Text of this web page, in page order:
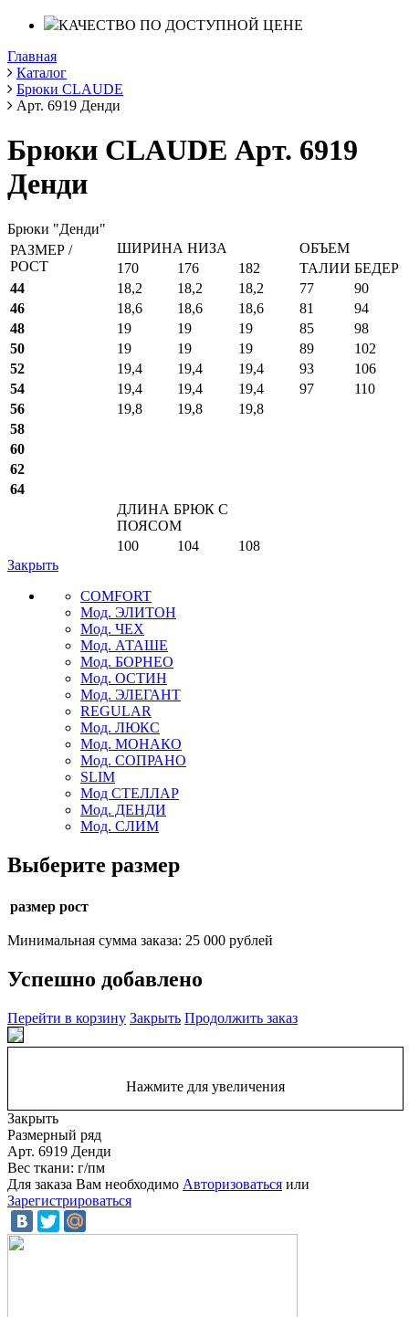
КАЧЕСТВО ПО ДОСТУПНОЙ ЦЕНЕ
Главная
Каталог
Брюки CLAUDE
Арт. 6919 Денди
Брюки CLAUDE Арт. 6919
Денди
Брюки "Денди"
РАЗМЕР /
РОСТ
ШИРИНА НИЗА
ОБЪЕМ
170
176 182 ТАЛИИ БЕДЕР
44
18,2 18,2 18,2 77
90
46
18,6 18,6 18,6 81
94
48
19 19 19 85
98
50
19 19 19 89
102
52
19,4 19,4 19,4 93
106
54
19,4 19,4 19,4 97
110
56
19,8 19,8
19,8
58
60
62
64
ДЛИНА БРЮК С
ПОЯСОМ
100
104
108
Закрыть
COMFORT
Мод. ЭЛИТОН
Мод. ЧЕХ
Мод. АТАШЕ
Мод. БОРНЕО
Мод. ОСТИН
Мод. ЭЛЕГАНТ
REGULAR
Мод. ЛЮКС
Мод. МОНАКО
Мод. СОПРАНО
SLIM
Мод СТЕЛЛАР
Мод. ДЕНДИ
Мод. СЛИМ
Выберите размер
размер рост
Минимальная сумма заказа: 25 000 рублей
Успешно добавлено
Перейти в корзину Закрыть Продолжить заказ
Нажмите для увеличения
Закрыть
Размерный ряд
Арт. 6919 Денди
Вес ткани: г/пм
Для заказа Вам необходимо Авторизоваться или
Зарегистрироваться